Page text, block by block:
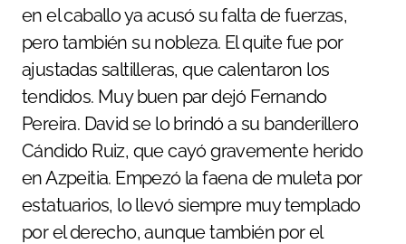
en el caballo ya acusó su falta de fuerzas,
pero también su nobleza. El quite fue por
ajustadas saltilleras, que calentaron los
tendidos. Muy buen par dejó Fernando
Pereira. David se lo brindó a su banderillero
Cándido Ruiz, que cayó gravemente herido
en Azpeitia. Empezó la faena de muleta por
estatuarios, lo llevó siempre muy templado
por el derecho, aunque también por el